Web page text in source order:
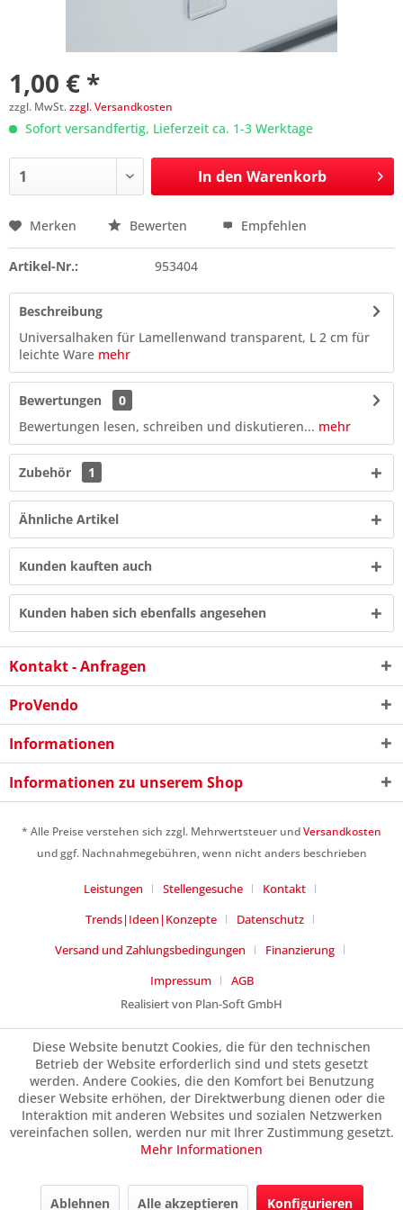
1,00 € *
zzgl. MwSt.zzgl. Versandkosten
Sofort versandfertig, Lieferzeit ca. 1-3 Werktage
In den Warenkorb
Preis anfragen
verstanden und stimme zu. *
Mit * gekennzeichnete Felder sind Pflichtfelder.
Merken Bewerten Empfehlen
Artikel-Nr.: 953404
Beschreibung
Universalhaken für Lamellenwand transparent, L 2 cm für
leichte Ware mehr
Bewertungen
0
Bewertungen lesen, schreiben und diskutieren... mehr
Zubehör 1
Ähnliche Artikel
Kunden kauften auch
Kunden haben sich ebenfalls angesehen
Kontakt - Anfragen
ProVendo
Informationen
Informationen zu unserem Shop
* Alle Preise verstehen sich zzgl. Mehrwertsteuer undVersandkosten
und ggf. Nachnahmegebühren, wenn nicht anders beschrieben
Leistungen Stellengesuche
Kontakt
Trends|Ideen|Konzepte
Datenschutz
Versand und Zahlungsbedingungen
Finanzierung
Impressum
AGB
Realisiert von Plan-Soft GmbH
Diese Website benutzt Cookies, die für den technischen
Betrieb der Website erforderlich sind und stets gesetzt
werden. Andere Cookies, die den Komfort bei Benutzung
dieser Website erhöhen, der Direktwerbung dienen oder die
Interaktion mit anderen Websites und sozialen Netzwerken
vereinfachen sollen, werden nur mit Ihrer Zustimmung gesetzt.
Mehr Informationen
Ablehnen Alle akzeptieren Konfigurieren